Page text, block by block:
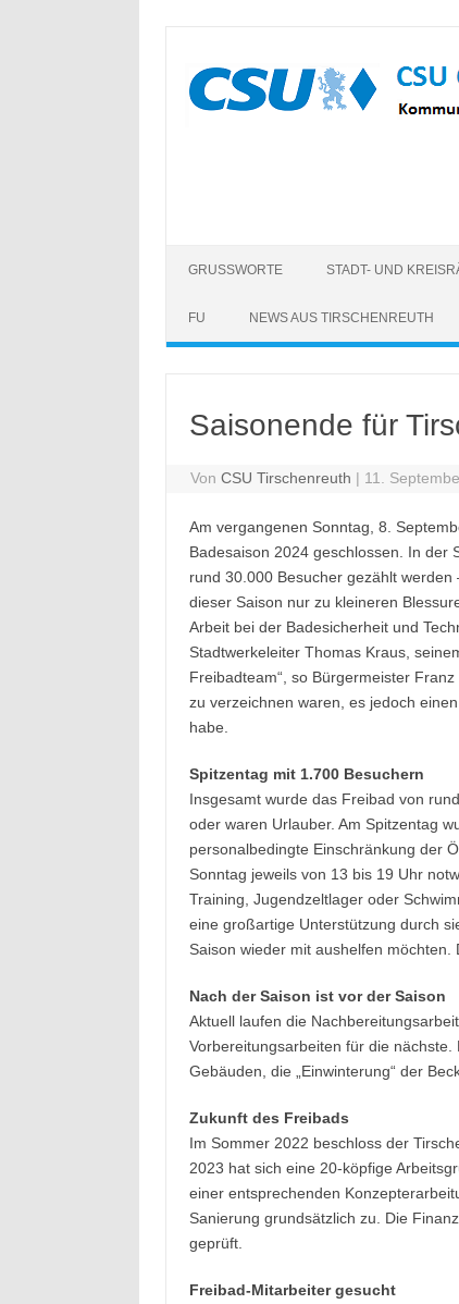
GRUSSWORTE STADT- UND
FU NEWS AUS TIRSCHENREUTH
Saisonende für
VonCSU Tirschenreuth | 11.
Am vergangenen Sonntag, 8.
Badesaison 2024 geschlossen. In der
rund 30.000 Besucher gezählt
dieser Saison nur zu kleineren
Arbeit bei der Badesicherheit und
Stadtwerkeleiter Thomas Kraus,
Freibadteam“, so Bürgermeister
zu verzeichnen waren, es jedoch
habe.
Spitzentag mit 1.700 Besuchern
Insgesamt wurde das Freibad von
oder waren Urlauber. Am Spitzentag
personalbedingte Einschränkung der
Sonntag jeweils von 13 bis 19 Uhr
Training, Jugendzeltlager oder
eine großartige Unterstützung durch
Saison wieder mit aushelfen möchten.
Nach der Saison ist vor der Saison
Aktuell laufen die
Vorbereitungsarbeiten für die
Gebäuden, die „Einwinterung“ der
Zukunft des Freibads
Im Sommer 2022 beschloss der
2023 hat sich eine 20-köpfige
einer entsprechenden
Sanierung grundsätzlich zu. Die
geprüft.
Freibad-Mitarbeiter gesucht